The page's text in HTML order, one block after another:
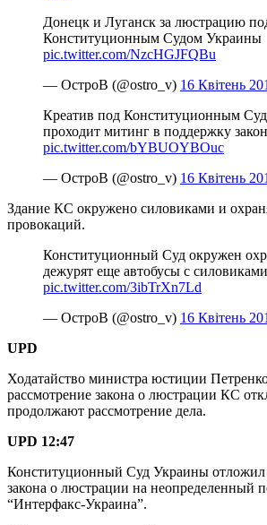
Донецк и Луганск за люстрацию
Конституционным Судом Украины
pic.twitter.com/NzcHGJFQBu
— ОстроВ (@ostro_v) 16 Квітень
Креатив под Конституционным
проходит митинг в поддержку
pic.twitter.com/bYBUOYBOuc
— ОстроВ (@ostro_v) 16 Квітень
Здание КС окружено силовиками и
провокаций.
Конституционный Суд окружен
дежурят еще автобусы с силовиками
pic.twitter.com/3ibTrXn7Ld
— ОстроВ (@ostro_v) 16 Квітень
UPD
Ходатайство министра юстиции
рассмотрение закона о люстрации КС
продолжают рассмотрение дела.
UPD 12:47
Конституционный Суд Украины отложил
закона о люстрации на неопределенный
“Интерфакс-Украина”.